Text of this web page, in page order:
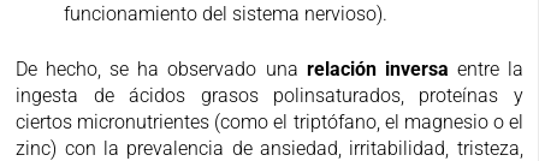
funcionamiento del sistema nervioso).
De hecho, se ha observado una relación inversa entre la
ingesta de ácidos grasos polinsaturados, proteínas y
ciertos micronutrientes (como el triptófano, el magnesio o el
zinc) con la prevalencia de ansiedad, irritabilidad, tristeza,